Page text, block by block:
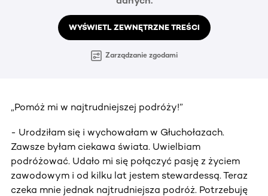
WYŚWIETL ZEWNĘTRZNE TREŚCI
Zarządzanie zgodami
„Pomóż mi w najtrudniejszej podróży!”
- Urodziłam się i wychowałam w Głuchołazach.
Zawsze byłam ciekawa świata. Uwielbiam
podróżować. Udało mi się połączyć pasję z życiem
zawodowym i od kilku lat jestem stewardessą. Teraz
czeka mnie jednak najtrudniejsza podróż. Potrzebuję